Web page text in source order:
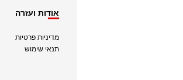
אודות ועזרה
מדיניות פרטיות
תנאי שימוש